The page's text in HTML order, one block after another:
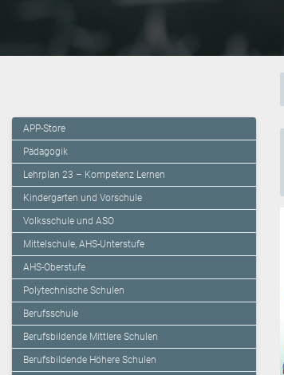
APP-Store
Pädagogik
Lehrplan 23 – Kompetenz Lernen
Kindergarten und Vorschule
Volksschule und ASO
Mittelschule, AHS-Unterstufe
AHS-Oberstufe
Polytechnische Schulen
Berufsschule
Berufsbildende Mittlere Schulen
Berufsbildende Höhere Schulen